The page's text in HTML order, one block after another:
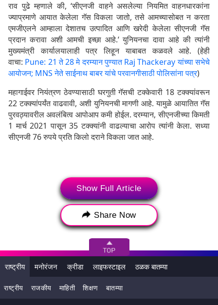
राव पुढे म्हणाले की, ‘सीएनजी वाहने असलेल्या नियमित वाहनधारकांना
ज्याप्रमाणे आयात केलेला गॅस विकला जातो, तसे आमच्यासोबत न करता
एमजीएलने आम्हाला देशातच उत्पादित आणि खरेदी केलेला सीएनजी गॅस
प्रदान करावा अशी आमची इच्छा आहे.‘ युनियनचा दावा आहे की त्यांनी
मुख्यमंत्री कार्यालयालाही पत्र लिहून याबाबत कळवले आहे. (हेही
वाचा: Pune: 21 ते 28 मे दरम्यान पुण्यात Raj Thackeray यांच्या सभेचे
आयोजन; MNS नेते साईनाथ बाबर यांचे परवानगीसाठी पोलिसांना पत्र)
महागाईवर नियंत्रण ठेवण्यासाठी घरगुती गॅसची टक्केवारी 18 टक्क्यांवरून
22 टक्क्यांपर्यंत वाढवावी, अशी युनियनची मागणी आहे. यामुळे आयातित गॅस
पुरवठ्यावरील अवलंबित्व आपोआप कमी होईल. दरम्यान, सीएनजीच्या किमती
1 मार्च 2021 पासून 35 टक्क्यांनी वाढल्याचा आरोप त्यांनी केला. सध्या
सीएनजी 76 रुपये प्रति किलो दराने विकला जात आहे.
Tags: Agitation Auto Rickshaw Unions
Show Full Article
Share Now
राष्ट्रीय मनोरंजन क्रीडा लाइफस्टाइल ठळक बातम्या
राष्ट्रीय राजकीय माहिती शिक्षण बातम्या